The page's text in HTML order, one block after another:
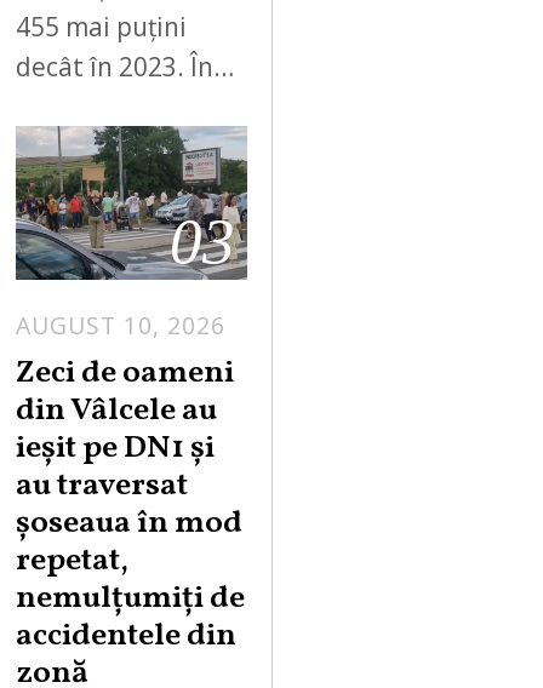
455 mai puțini
decât în 2023. În…
03
AUGUST 10, 2026
U
G
1
,
0
Zeci de oameni
din Vâlcele au
ieșit pe DN1 și
au traversat
șoseaua în mod
repetat,
nemulțumiți de
accidentele din
zonă